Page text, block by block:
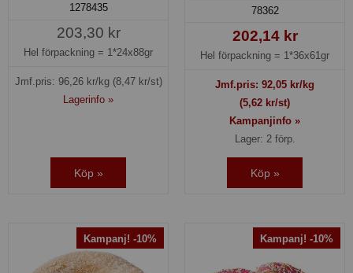
1278435
203,30 kr
Hel förpackning = 1*24x88gr
Jmf.pris: 96,26kr/kg (8,47 kr/st)
Lagerinfo »
Köp »
78362
202,14 kr
Hel förpackning = 1*36x61gr
Jmf.pris: 92,05 kr/kg
(5,62 kr/st)
Kampanjinfo »
Lager: 2 förp.
Köp »
Kampanj! -10% Kampanj! -10%